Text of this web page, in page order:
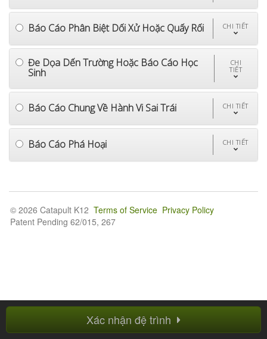
Báo Cáo Phân Biệt Dối Xử Hoặc Quấy Rối CHI TIẾT
Đe Dọa Dến Trường Hoặc Báo Cáo Học
Sinh
CHI
TIẾT
Báo Cáo Chung Về Hành Vi Sai Trái CHI TIẾT
Báo Cáo Phá Hoại CHI TIẾT
Xác nhận đệ trình
© 2026 Catapult K12 Terms of Service Privacy Policy
Patent Pending 62/015, 267